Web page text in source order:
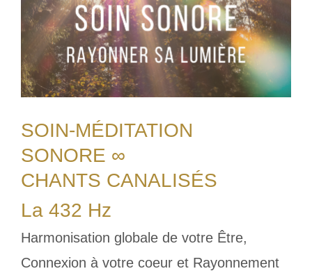
SOIN-MÉDITATION
SONORE ∞
CHANTS CANALISÉS
La 432 Hz
Harmonisation globale de votre Être,
Connexion à votre coeur et Rayonnement